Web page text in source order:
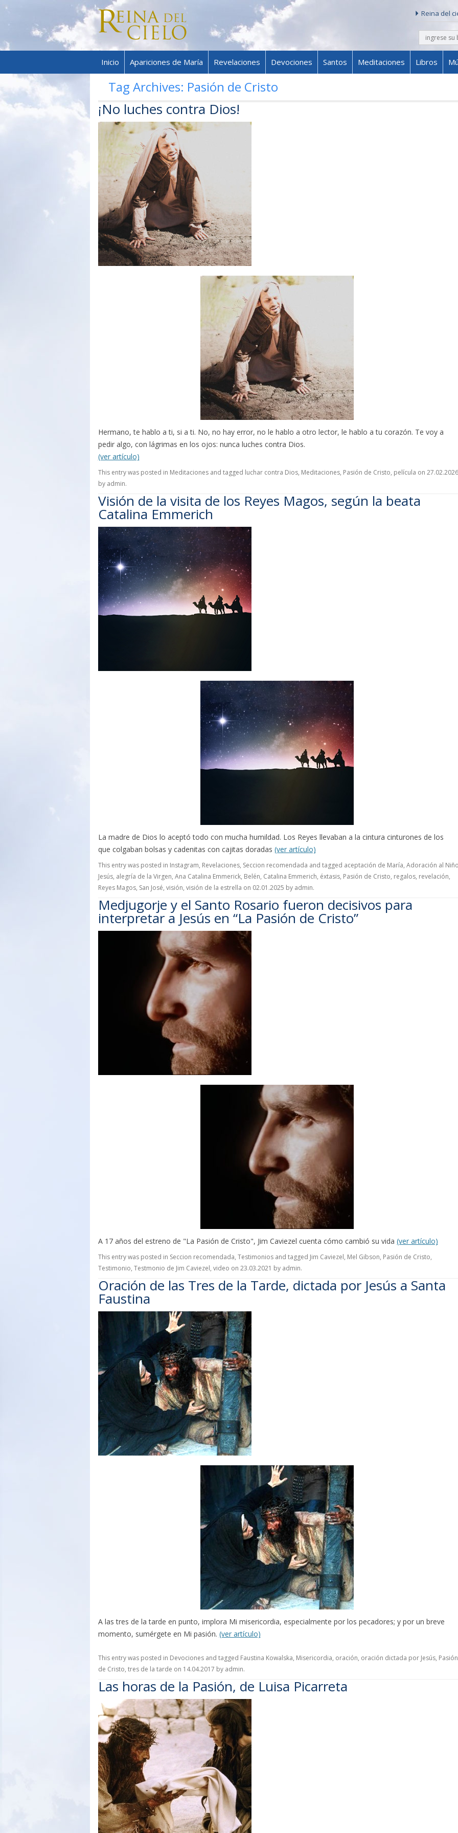
Reina del
buscar
Skip to content
Inicio Apariciones de María Revelaciones Devociones Santos Meditaciones Libros
Tag Archives: Pasión de Cristo
¡No luches contra Dios!
Hermano, te hablo a ti, si a ti. No, no hay error, no le hablo a otro lector, le hablo a tu corazón. Te voy a
pedir algo, con lágrimas en los ojos: nunca luches contra Dios.
(ver artículo)
This entry was posted in Meditacionesand tagged luchar contra Dios, Meditaciones, Pasión de Cristo, película on 27.02.2026
by admin.
Visión de la visita de los Reyes Magos, según la beata
Catalina Emmerich
La madre de Dios lo aceptó todo con mucha humildad. Los Reyes llevaban a la cintura cinturones de los
que colgaban bolsas y cadenitas con cajitas doradas (ver artículo)
This entry was posted in Instagram, Revelaciones, Seccion recomendada and tagged aceptación de María, Adoración al
Jesús, alegría de la Virgen, Ana Catalina Emmerick, Belén, Catalina Emmerich, éxtasis, Pasión de Cristo, regalos, revelación,
Reyes Magos, San José, visión, visión de la estrella on 02.01.2025 by admin.
Medjugorje y el Santo Rosario fueron decisivos para
interpretar a Jesús en “La Pasión de Cristo”
A 17 años del estreno de "La Pasión de Cristo", Jim Caviezel cuenta cómo cambió su vida (ver artículo)
This entry was posted in Seccion recomendada, Testimoniosand tagged Jim Caviezel, Mel Gibson, Pasión de Cristo,
Testimonio, Testmonio de Jim Caviezel, video on 23.03.2021 by admin.
Oración de las Tres de la Tarde, dictada por Jesús a Santa
Faustina
A las tres de la tarde en punto, implora Mi misericordia, especialmente por los pecadores; y por un breve
momento, sumérgete en Mi pasión. (ver artículo)
This entry was posted in Devocionesand tagged Faustina Kowalska, Misericordia, oración, oración dictada por Jesús, Pasión
de Cristo, tres de la tarde on 14.04.2017 by admin.
Las horas de la Pasión, de Luisa Picarreta